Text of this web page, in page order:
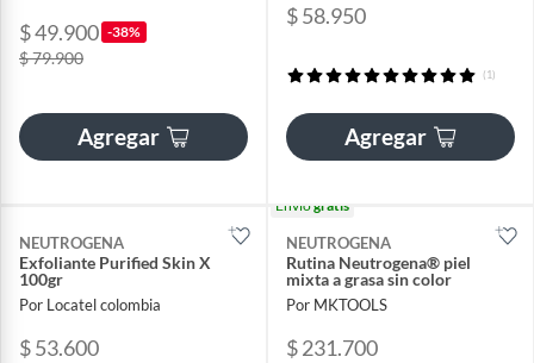
$ 49.900 -38%
$ 79.900
Agregar
$ 58.950
(1)
Agregar
NEUTROGENA
Exfoliante Purified Skin X
100gr
Por Locatel colombia
$ 53.600
Envíogratis
NEUTROGENA
Rutina Neutrogena® piel
mixta a grasa sin color
Por MKTOOLS
$ 231.700